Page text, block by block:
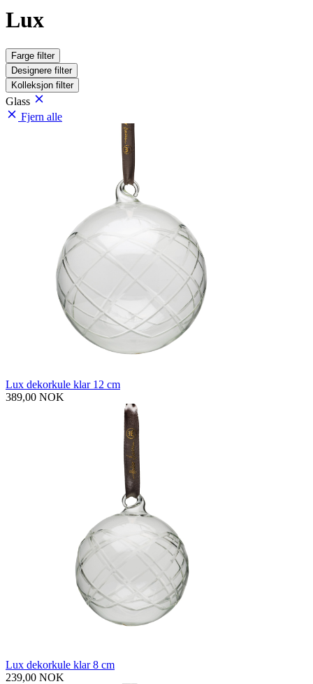
Lux
Farge filter
Designere filter
Kolleksjon filter
Glass
Fjern alle
Lux dekorkule klar 12 cm
389,00 NOK
Lux dekorkule klar 8 cm
239,00 NOK